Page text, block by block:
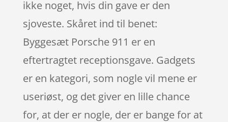
ikke noget, hvis din gave er den
sjoveste. Skåret ind til benet:
Byggesæt Porsche 911 er en
eftertragtet receptionsgave. Gadgets
er en kategori, som nogle vil mene er
useriøst, og det giver en lille chance
for, at der er nogle, der er bange for at